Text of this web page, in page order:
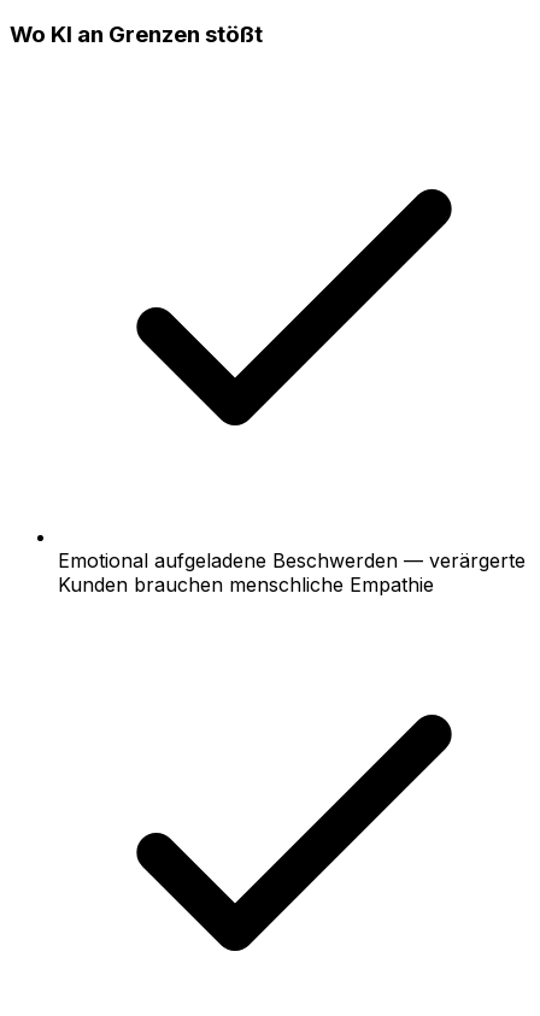
Wo KI an Grenzen stößt
Emotional aufgeladene Beschwerden — verärgerte
Kunden brauchen menschliche Empathie